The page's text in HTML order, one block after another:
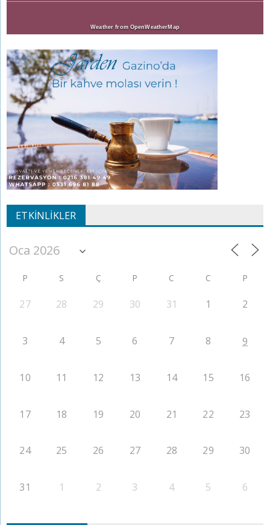
Weather from OpenWeatherMap
ETKINLIKLER
P S Ç P C C P
27 28 29 30 31 1 2
3 4 5 6 7 8 9
10 11 12 13 14 15 16
17 18 19 20 21 22 23
24 25 26 27 28 29 30
31 1 2 3 4 5 6